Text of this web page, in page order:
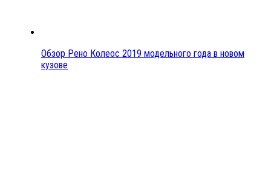
Обзор Рено Колеос 2019 модельного года в новом
кузове